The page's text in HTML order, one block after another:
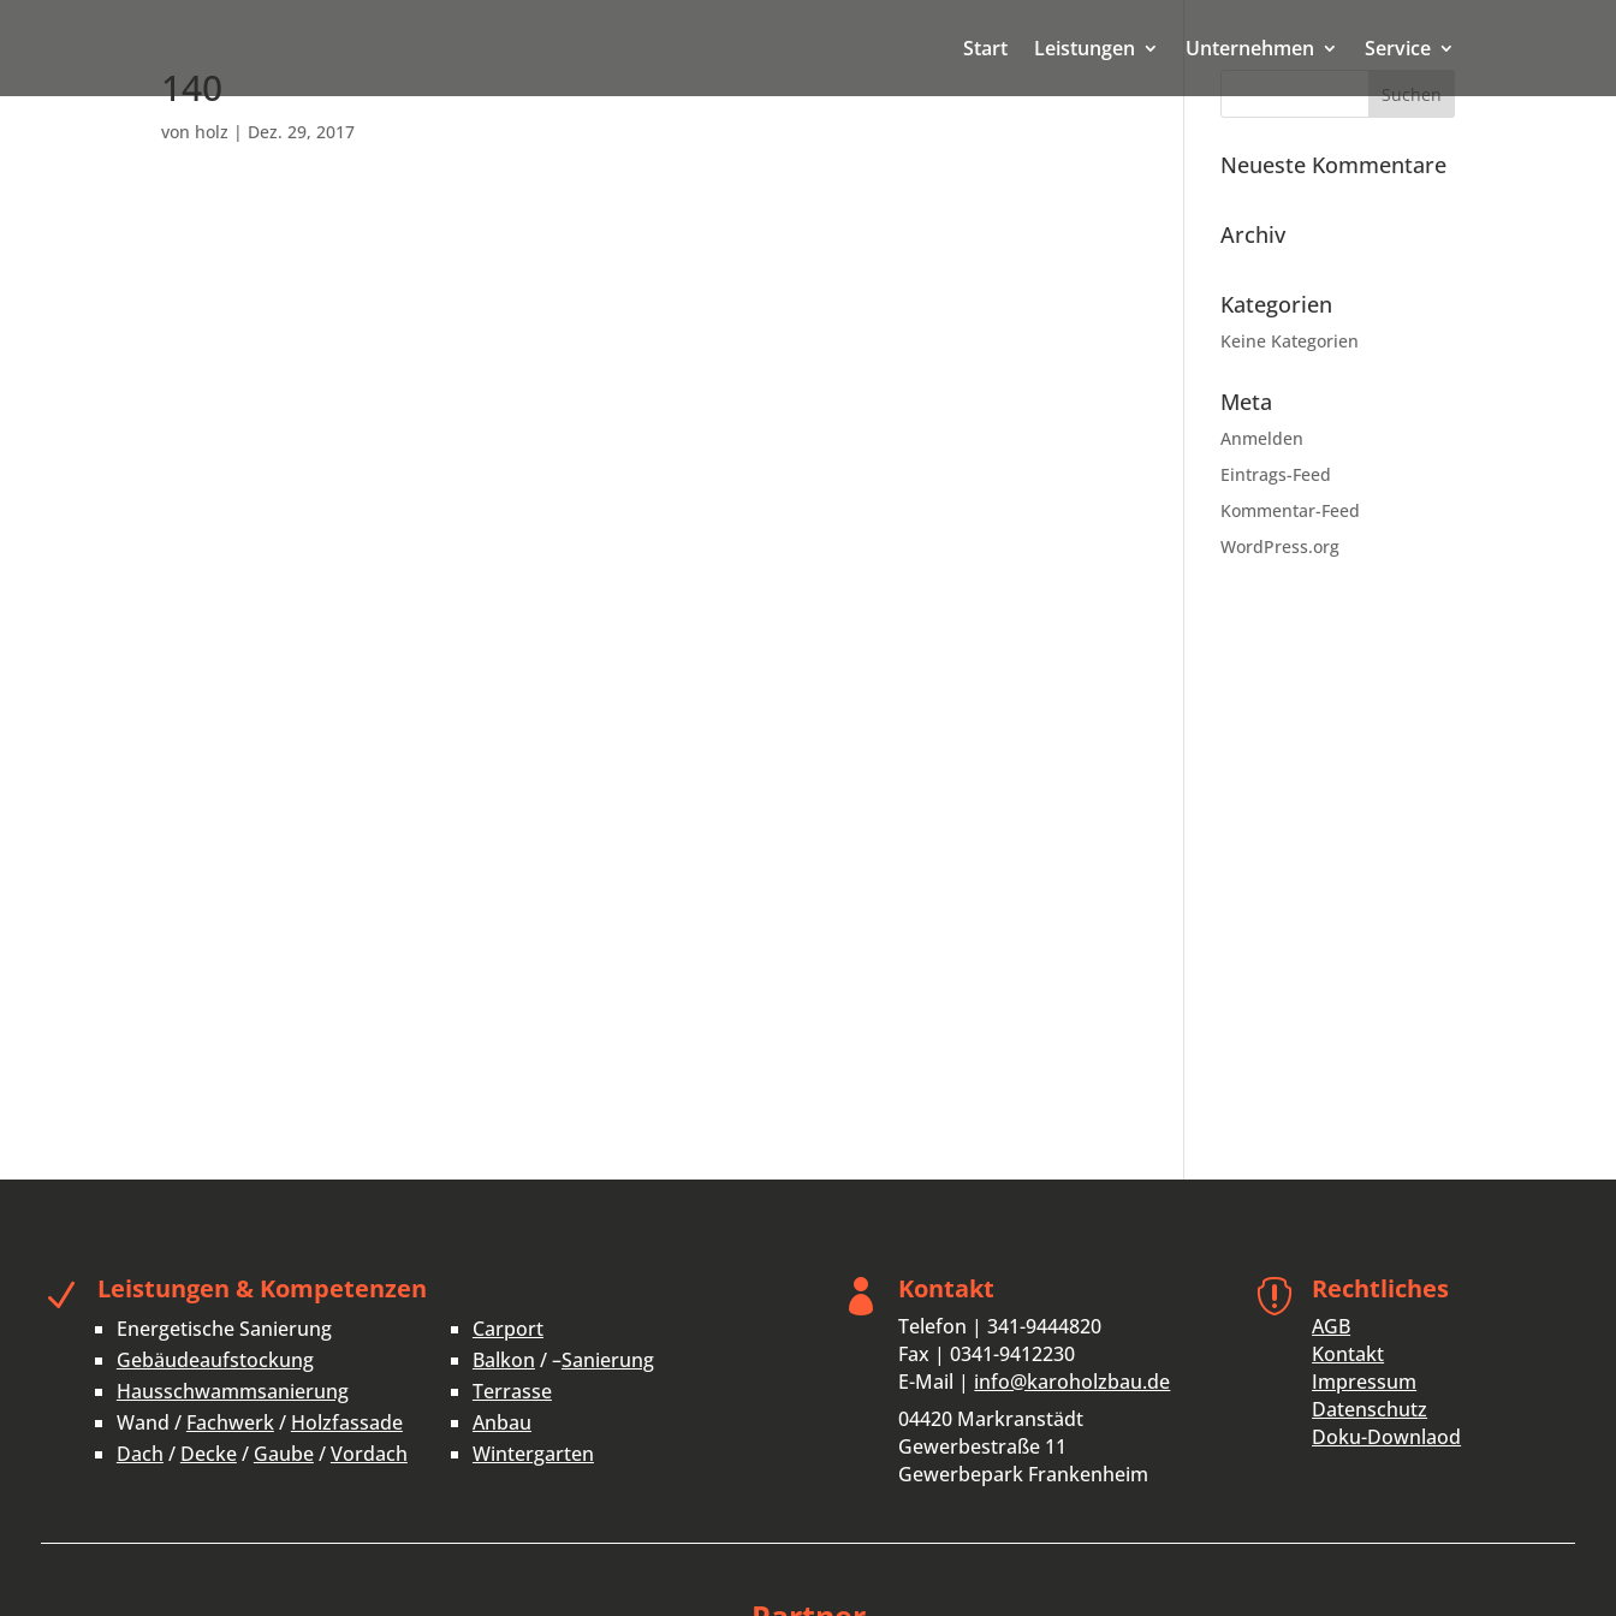
Start Leistungen Unternehmen Service
140
von holz | Dez. 29, 2017
Neueste Kommentare
Archiv
Kategorien
Keine Kategorien
Meta
Anmelden
Eintrags-Feed
Kommentar-Feed
WordPress.org
N Leistungen & Kompetenzen
Energetische Sanierung
Gebäudeaufstockung
Hausschwammsanierung
Wand / Fachwerk/ Holzfassade
Dach / Decke/ Gaube/Vordach
Carport
Balkon / –Sanierung
Terrasse
Anbau
Wintergarten
 Kontakt
Telefon | 341-9444820
Fax | 0341-9412230
E-Mail | info@karoholzbau.de
04420 Markranstädt
Gewerbestraße 11
Gewerbepark Frankenheim
 Rechtliches
AGB
Kontakt
Impressum
Datenschutz
Doku-Downlaod